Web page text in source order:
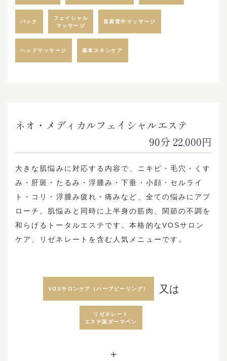
パック
フェイシャル
マッサージ
首肩背中マッサージ
ヘッドマッサージ 基本スキンケア
ネオ・メディカルフェイシャルエステ
90分 22,000円
大きな肌悩みに対応する内容で、ニキビ・毛穴・くす
み・肝斑・たるみ・浮腫み・下垂・小顔・セルライ
ト・コリ・浮腫み疲れ・痛みなど、全ての悩みにアプ
ローチ。肌悩みと同時に上半身の筋肉、関節の不調を
和らげるトータルエステです。本格的なVOSサロン
ケア、リゼネレートを含む人気メニューです。
VOSサロンケア（ハーブピーリング） 又は
リゼネレート
エステ版ダーマペン
＋